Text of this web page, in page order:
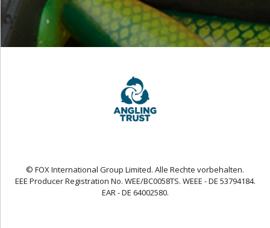
© FOX International Group Limited. Alle Rechte vorbehalten.
EEE Producer Registration No. WEE/BC0058TS. WEEE - DE 53794184.
EAR - DE 64002580.